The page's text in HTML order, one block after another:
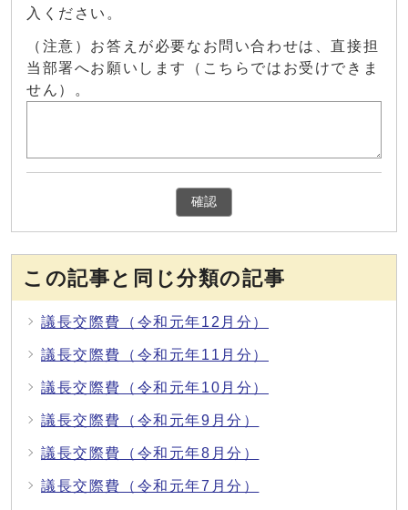
入ください。
（注意）お答えが必要なお問い合わせは、直接担
当部署へお願いします（こちらではお受けできま
せん）。
確認
この記事と同じ分類の記事
議長交際費（令和元年12月分）
議長交際費（令和元年11月分）
議長交際費（令和元年10月分）
議長交際費（令和元年9月分）
議長交際費（令和元年8月分）
議長交際費（令和元年7月分）